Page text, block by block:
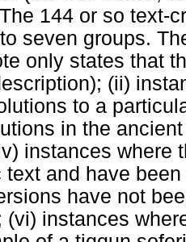
144 or so text-
seven groups.
only states that
(ii)
to a
in the
instances where
text and have
have not
(vi) instances